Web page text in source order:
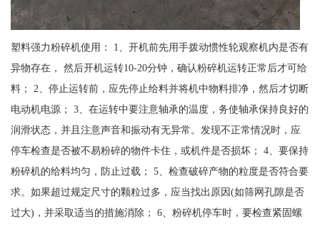
塑料强力粉碎机使用： 1、开机前先用手拨动惯性轮观察机内是否有
异物存在， 然后开机运转10-20分钟，确认粉碎机运转正常后才可给
料； 2、停止运转前，应先停止给料并将机中物料排净，然后才切断
电动机电源； 3、在运转中要注意轴承的温度，务使轴承保持良好的
润滑状态，并且注意声音和振动有无异常。发现不正常情况时，应
停车检查是否被不易粉碎的物件卡住，或机件是否损坏； 4、要保持
粉碎机的给料均匀，防止过载； 5、检查破碎产物的粒度是否符合要
求。如果超过规定尺寸的颗粒过多，应当找出原因(如筛网孔隙是否
过大)，并采取适当的措施消除； 6、粉碎机停车时，要检查紧固螺